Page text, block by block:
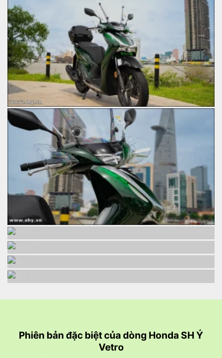
Phiên bản đặc biệt của dòng Honda SH Ý
Vetro